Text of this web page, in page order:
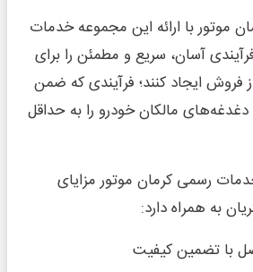
موتور با ارائه این مجموعه خدمات
آسان، سریع و مطمئن را برای
ایجاد کنند؛ فرآیندی که ضمن
مالکان خودرو را به حداقل
رسمی کرمان موتور مزایای
به همراه دارد:
با تضمین کیفیت